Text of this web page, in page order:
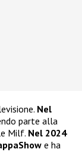
Nel
parte alla
Milf. Nel 2024
e ha